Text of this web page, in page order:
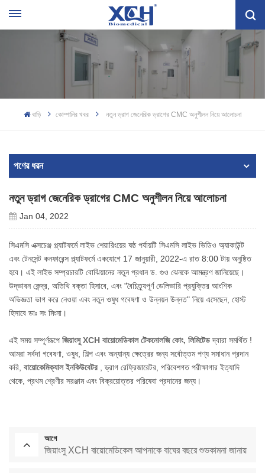
বাড়ি কোম্পানির খবর নতুন ড্রাগ জেনেরিক ড্রাগের CMC অনুশীলন নিয়ে আলোচনা
পণের ধরন
নতুন ড্রাগ জেনেরিক ড্রাগের CMC অনুশীলন নিয়ে আলোচনা
Jan 04, 2022
সিএমসি এক্সচেঞ্জ প্ল্যাটফর্মে লাইভ শেয়ারিংয়ের ষষ্ঠ পর্যায়টি সিএমসি লাইভ ভিডিও অ্যাকাউন্ট
এবং টেনসেন্ট কনফারেন্স প্ল্যাটফর্মে একযোগে 17 জানুয়ারী, 2022-এ রাত 8:00 টায় অনুষ্ঠিত
হবে। এই লাইভ সম্প্রচারটি বোঝিয়ানের নতুন প্রধান ড. গুও ঝেনকে আমন্ত্রণ জানিয়েছে।
উদ্ভাবন কেন্দ্র, অতিথি বক্তা হিসাবে, এবং "বৈচিত্র্যপূর্ণ ডেলিভারি প্রযুক্তির আংশিক
অভিজ্ঞতা ভাগ করে নেওয়া এবং নতুন ওষুধ গবেষণা ও উন্নয়ন উন্নত" নিয়ে এসেছেন, হোস্ট
হিসাবে ডাঃ সং মিংনা।
এই সময় সম্পূর্ণরূপে জিয়াংসু XCH বায়োমেডিকাল টেকনোলজি কোং, লিমিটেডদ্বারা সমর্থিত !
আমরা সর্বদা গবেষণা, ওষুধ, শিল্প এবং অন্যান্য ক্ষেত্রের জন্য সর্বোত্তম পণ্য সমাধান প্রদান
করি, বায়োকেমিক্যাল ইনকিউবেটর
, ড্রাগ রেফ্রিজারেটর, পরিবেশগত পরীক্ষাগার ইত্যাদি
থেকে, প্রথম শ্রেণীর সরঞ্জাম এবং বিক্রয়োত্তর পরিষেবা প্রদানের জন্য।
আগে
জিয়াংসু XCH বায়োমেডিকেল আপনাকে বাঘের বছরে শুভকামনা জানায়